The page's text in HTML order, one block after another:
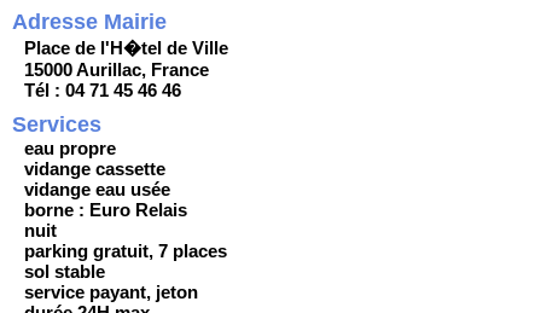
Adresse Mairie
Place de l'H�tel de Ville
15000 Aurillac, France
Tél : 04 71 45 46 46
Services
eau propre
vidange cassette
vidange eau usée
borne : Euro Relais
nuit
parking gratuit, 7 places
sol stable
service payant, jeton